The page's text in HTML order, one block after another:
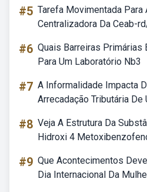
#5 Tarefa Movimentada Para
Centralizadora Da Ceab-
#6 Quais Barreiras Primárias
Para Um Laboratório Nb3
#7 A Informalidade Impacta
Arrecadação Tributária De
#8 Veja A Estrutura Da
Hidroxi 4
#9 Que Acontecimentos
Dia Internacional Da